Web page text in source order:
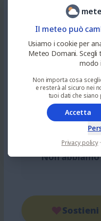
Pagina non
Dal 2024
.
migliaia a
volte,
sbagliato...
server
Non
Il meteo può
Usiamo i cookie per
Meteo Domani. Scegli
modo
Non importa cosa
e resterà al sicuro nei
tuoi dati che
Accetta
Privacy policy ·